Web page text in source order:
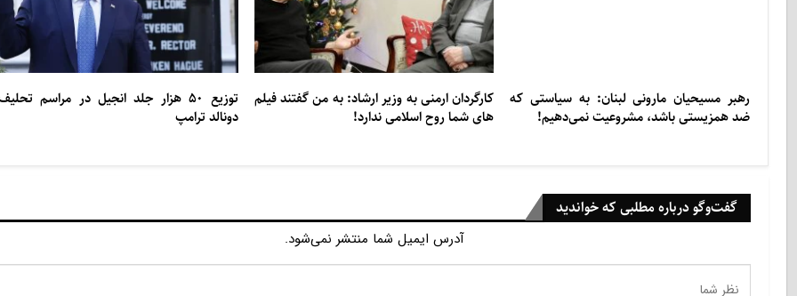
رهبر مسیحیان مارونی لبنان: به سیاستی که
ضد همزیستی باشد، مشروعیت نمی‌دهیم!
کارگردان ارمنی به وزیر ارشاد: به من گفتند فیلم
های شما روح اسلامی ندارد!
توزیع ۵۰ هزار جلد انجیل در مراسم
دونالد ترامپ
گفت‌وگو درباره مطلبی که خواندید
آدرس ایمیل شما منتشر نمی‌شود.